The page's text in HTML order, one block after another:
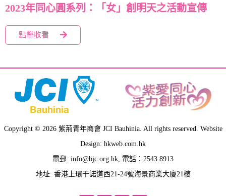
2023年同心圓系列：「女」創明天之活動宣傳
點擊收看
Copyright © 2026 紫荊青年商會 JCI Bauhinia. All rights reserved. Website
Design: hkweb.com.hk
電郵: info@bjc.org.hk, 電話：2543 8913
地址: 香港上環干諾道西21-24號海景商業大廈21樓